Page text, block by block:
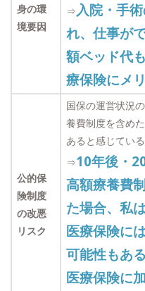
身の環
境要因
⇒入院・手
れ、仕事が
額ベッド代
療保険にメ
公的保
険制度
の改悪
リスク
国保の運営状況
養費制度を含め
あると感じている
⇒10年後・
高額療養費
た場合、私
医療保険に
可能性もあ
医療保険に